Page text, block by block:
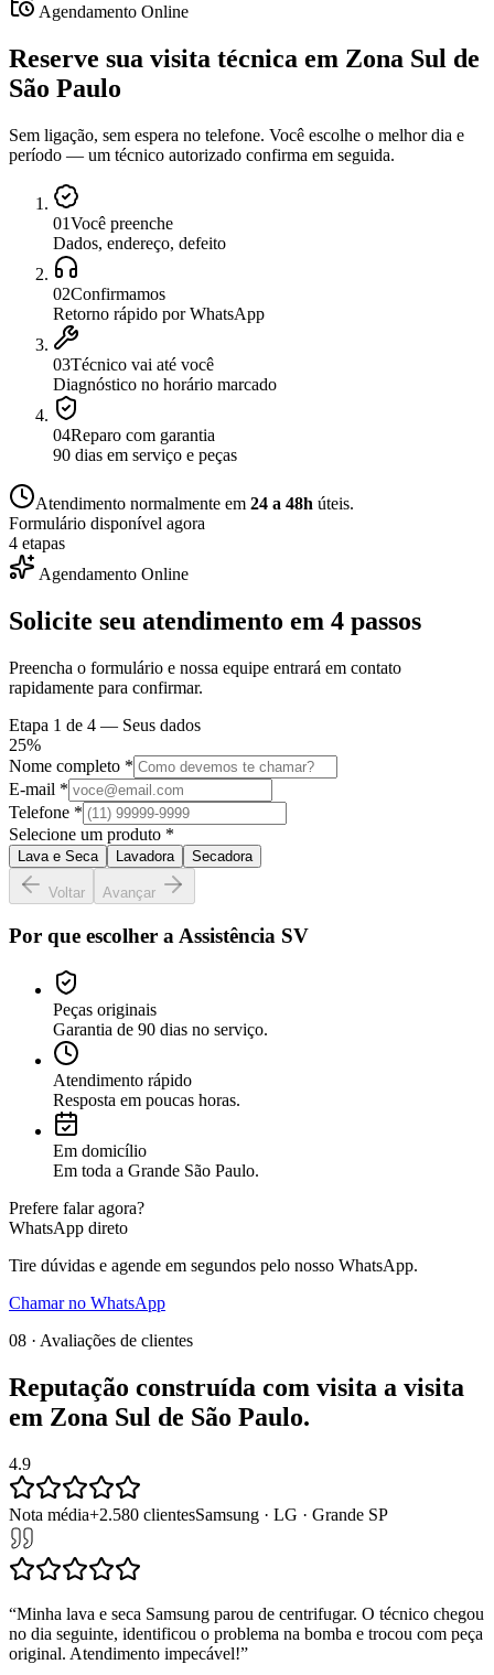
Agendamento Online
Reserve sua visita técnica em Zona Sul de
São Paulo
Sem ligação, sem espera no telefone. Você escolhe o melhor dia e
período — um técnico autorizado confirma em seguida.
01Você preenche
Dados, endereço, defeito
02Confirmamos
Retorno rápido por WhatsApp
03Técnico vai até você
Diagnóstico no horário marcado
04Reparo com garantia
90 dias em serviço e peças
Atendimento normalmente em 24 a 48h úteis.
Formulário disponível agora
4 etapas
Agendamento Online
Solicite seu atendimento em 4 passos
Preencha o formulário e nossa equipe entrará em contato
rapidamente para confirmar.
Etapa 1 de 4 — Seus dados
25%
Nome completo *
E-mail *
Telefone *
Selecione um produto *
Lava e Seca Lavadora Secadora
Voltar Avançar
Por que escolher a Assistência SV
Peças originais
Garantia de 90 dias no serviço.
Atendimento rápido
Resposta em poucas horas.
Em domicílio
Em toda a Grande São Paulo.
Prefere falar agora?
WhatsApp direto
Tire dúvidas e agende em segundos pelo nosso WhatsApp.
Chamar no WhatsApp
08 · Avaliações de clientes
Reputação construída com visita a visita
em Zona Sul de São Paulo.
4.9
Nota média+2.580 clientesSamsung · LG · Grande SP
“Minha lava e seca Samsung parou de centrifugar. O técnico chegou
no dia seguinte, identificou o problema na bomba e trocou com peça
original. Atendimento impecável!”